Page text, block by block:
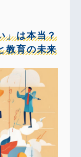
」は本当？
教育の未来